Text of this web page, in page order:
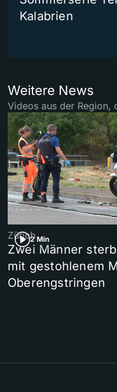
Kalabrien
Weitere News
Videos aus der Region,
2 Min
Zürich
Zwei Männer
mit gestohlenem
Oberengstringen